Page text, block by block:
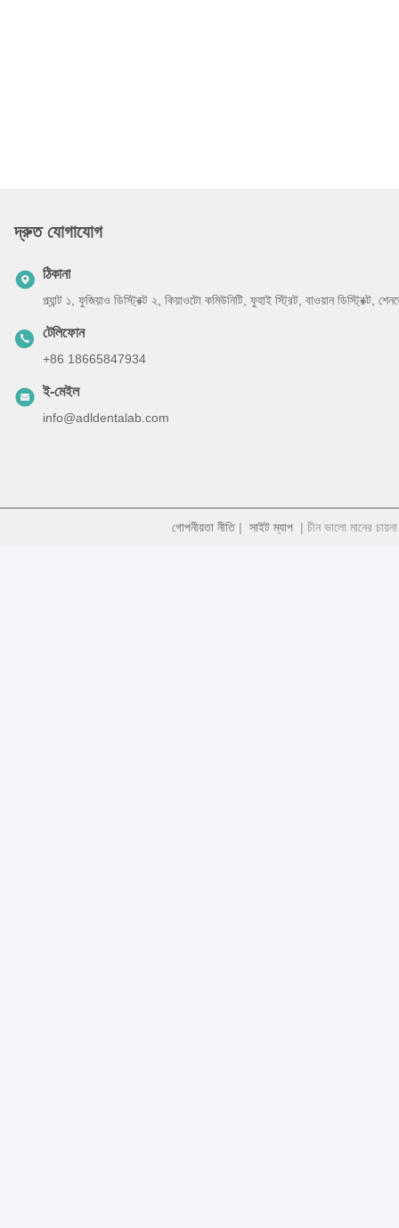
দ্রুত যোগাযোগ
ঠিকানা
প্ল্যান্ট ১, ফুজিয়াও ডিস্ট্রিক্ট ২, কিয়াওটো কমিউনিটি, ফুহাই স্ট্রিট, বাওয়ান ডিস্ট্রিক্ট,
টেলিফোন
+86 18665847934
ই-মেইল
info@adldentalab.com
গোপনীয়তা নীতি| সাইট ম্যাপ| চীন ভালো মানের